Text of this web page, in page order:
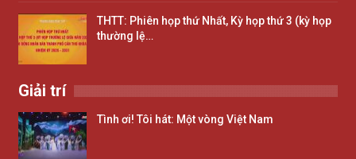
THTT: Phiên họp thứ Nhất, Kỳ họp thứ 3 (kỳ họp
thường lệ…
Giải trí
Tình ơi! Tôi hát: Một vòng Việt Nam